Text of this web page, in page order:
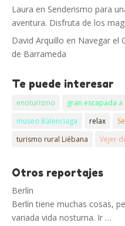
Laura en Senderismo para
aventura. Disfruta de los
David Arquillo en Navegar el
de Barrameda
Te puede interesar
enoturismo
gran escapada
museo Balenciaga
relax
turismo rural Liébana
Vejer
Otros reportajes
Berlín
Berlín tiene muchas cosas,
variada vida nosturna. Ir …